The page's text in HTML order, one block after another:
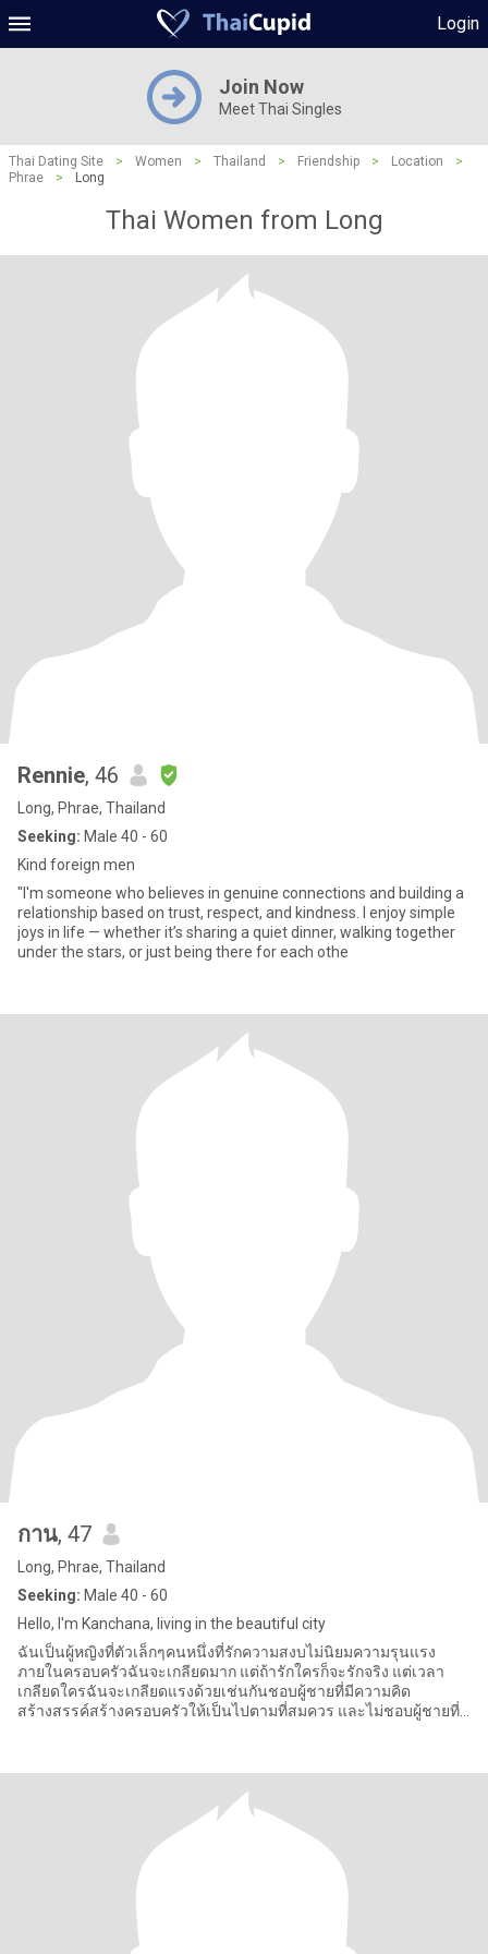
Login
Join Now
Meet Thai Singles
Thai Dating Site > Women > Thailand > Friendship > Location
>
Phrae
> Long
Thai Women from Long
Rennie, 46
Long, Phrae, Thailand
Seeking: Male 40 - 60
Kind foreign men
"I'm someone who believes in genuine connections and building a
relationship based on trust, respect, and kindness. I enjoy simple
joys in life — whether it’s sharing a quiet dinner, walking together
under the stars, or just being there for each othe
กาน, 47
Long, Phrae, Thailand
Seeking: Male 40 - 60
Hello, I'm Kanchana, living in the beautiful city
ฉันเป็นผู้หญิงที่ตัวเล็กๆคนหนึ่งที่รักความสงบไม่นิยมความรุนแรง
ภายในครอบครัวฉันจะเกลียดมาก แต่ถ้ารักใครก็จะรักจริง แต่เวลา
เกลียดใครฉันจะเกลียดแรงด้วยเช่นกันชอบผู้ชายที่มีความคิด
สร้างสรรค์สร้างครอบครัวให้เป็นไปตามที่สมควร และไม่ชอบผู้ชายที่